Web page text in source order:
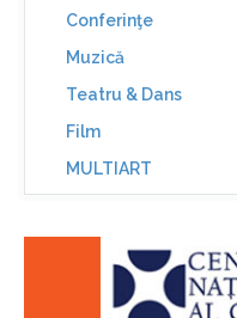
Conferinţe
Muzică
Teatru & Dans
Film
MULTIART